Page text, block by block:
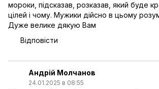
мороки, підсказав, розказав, який буде
цілей і чому. Мужики дійсно в цьому
Дуже велике дякую Вам
Відповісти
Андрій Молчанов
24.01.2025 в 08:55